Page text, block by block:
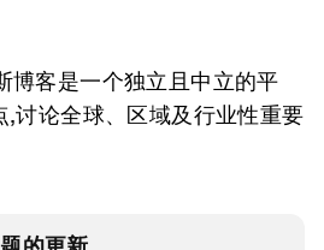
博客是一个独立且中立的平
,讨论全球、区域及行业性重要